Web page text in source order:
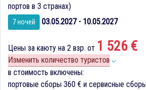
портов в 3 странах)
7 ночей 03.05.2027 - 10.05.2027
Цены за каюту на 2 взр. от 1 526 €
Изменить количество туристов
в стоимость включены:
портовые сборы 360 € и сервисные